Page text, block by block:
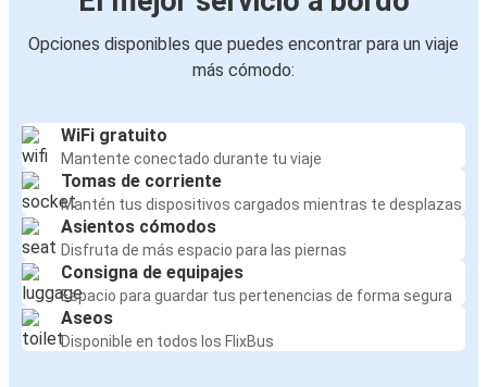
Opciones disponibles que puedes encontrar para un viaje
más cómodo:
WiFi gratuito
Mantente conectado durante tu viaje
Tomas de corriente
Mantén tus dispositivos cargados mientras te desplazas
Asientos cómodos
Disfruta de más espacio para las piernas
Consigna de equipajes
Espacio para guardar tus pertenencias de forma segura
Aseos
Disponible en todos los FlixBus